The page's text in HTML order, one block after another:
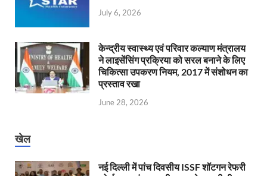
July 6, 2026
केन्‍द्रीय स्वास्थ्य एवं परिवार कल्याण मंत्रालय
ने लाइसेंसिंग प्रक्रिया को सरल बनाने के लिए
चिकित्सा उपकरण नियम, 2017 में संशोधन का
प्रस्ताव रखा
June 28, 2026
खेल
नई दिल्ली में पांच दिवसीय ISSF शॉटगन रेफरी